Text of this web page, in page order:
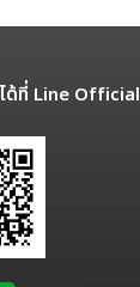
ด้ที่ Line Official